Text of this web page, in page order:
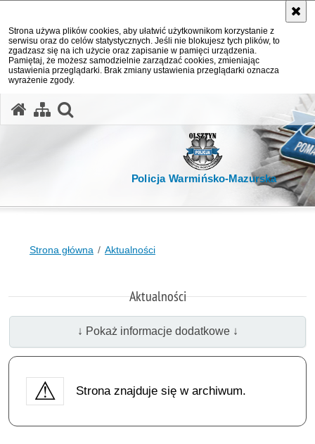
Strona używa plików cookies, aby ułatwić użytkownikom korzystanie z
serwisu oraz do celów statystycznych. Jeśli nie blokujesz tych plików, to
zgadzasz się na ich użycie oraz zapisanie w pamięci urządzenia.
Pamiętaj, że możesz samodzielnie zarządzać cookies, zmieniając
ustawienia przeglądarki. Brak zmiany ustawienia przeglądarki oznacza
wyrażenie zgody.
Policja Warmińsko-Mazurska
Strona główna Aktualności
Aktualności
↓ Pokaż informacje dodatkowe ↓
Strona znajduje się w archiwum.